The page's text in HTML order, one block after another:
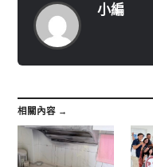
小編
相關內容 →